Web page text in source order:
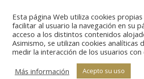
Beca de Estudios
Jorge Cruceta
Estás
Esta página Web utiliza cookies
facilitar al usuario la navegación en su
acceso a los distintos contenidos
Asimismo, se utilizan cookies analíticas
medir la interacción de los usuarios con
Más información
Acepto su uso